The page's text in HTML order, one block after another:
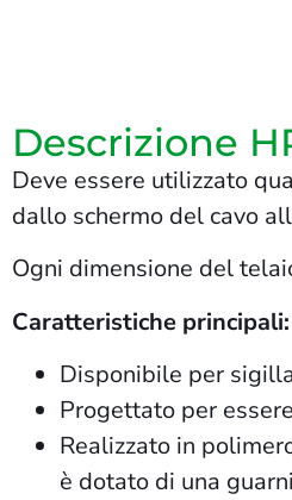
Descrizione
Deve essere utilizzato
dallo schermo del cavo
Ogni dimensione del
Caratteristiche principali:
Disponibile per
Progettato per
Realizzato in
è dotato di una